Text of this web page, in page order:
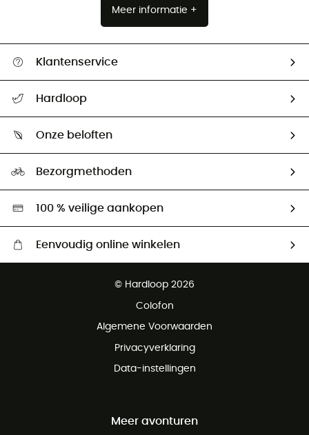
Meer informatie +
Klantenservice
Mijn zending volgen
Retourzendingen & Terugbetalingen
Hardloop
Ambassadeurs
Onze beloften
Hardgreen
Bezorgmethoden
100 % veilige aankopen
Eenvoudig online winkelen
Gratis retourneren binnen 100 dagen
© Hardloop 2026
Colofon
Algemene Voorwaarden
Privacyverklaring
Data-instellingen
Meer avonturen